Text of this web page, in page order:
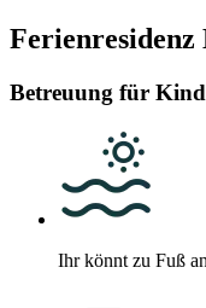
Betreuung für
Ihr könnt zu Fuß